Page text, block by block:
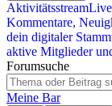
Aktivitätsstream
Kommentare,
dein digitaler
aktive Mitglieder
Forumsuche
Meine Bar